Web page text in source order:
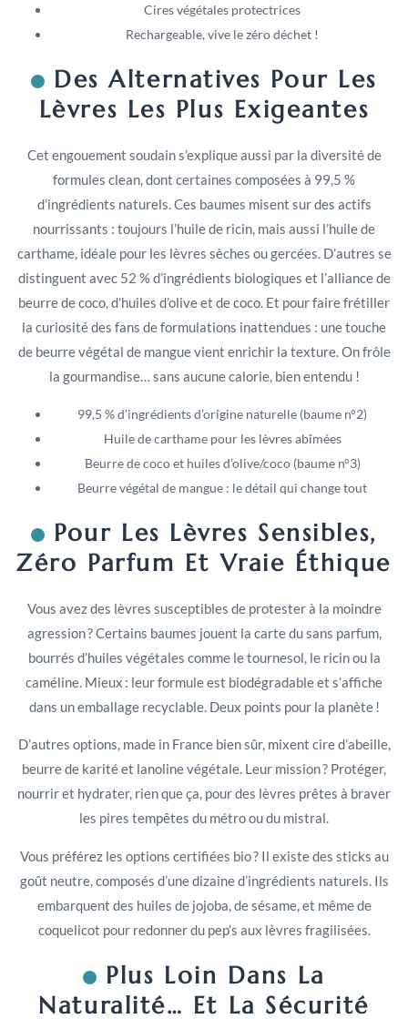
Cires végétales protectrices
Rechargeable, vive le zéro déchet !
Des Alternatives Pour Les
Lèvres Les Plus Exigeantes
Cet engouement soudain s’explique aussi par la diversité de
formules clean, dont certaines composées à 99,5 %
d’ingrédients naturels. Ces baumes misent sur des actifs
nourrissants : toujours l’huile de ricin, mais aussi l’huile de
carthame, idéale pour les lèvres sèches ou gercées. D’autres se
distinguent avec 52 % d’ingrédients biologiques et l’alliance de
beurre de coco, d’huiles d’olive et de coco. Et pour faire frétiller
la curiosité des fans de formulations inattendues : une touche
de beurre végétal de mangue vient enrichir la texture. On frôle
la gourmandise… sans aucune calorie, bien entendu !
99,5 % d’ingrédients d’origine naturelle (baume n°2)
Huile de carthame pour les lèvres abîmées
Beurre de coco et huiles d’olive/coco (baume n°3)
Beurre végétal de mangue : le détail qui change tout
Pour Les Lèvres Sensibles,
Zéro Parfum Et Vraie Éthique
Vous avez des lèvres susceptibles de protester à la moindre
agression ? Certains baumes jouent la carte du sans parfum,
bourrés d’huiles végétales comme le tournesol, le ricin ou la
caméline. Mieux : leur formule est biodégradable et s’affiche
dans un emballage recyclable. Deux points pour la planète !
D’autres options, made in France bien sûr, mixent cire d’abeille,
beurre de karité et lanoline végétale. Leur mission ? Protéger,
nourrir et hydrater, rien que ça, pour des lèvres prêtes à braver
les pires tempêtes du métro ou du mistral.
Vous préférez les options certifiées bio ? Il existe des sticks au
goût neutre, composés d’une dizaine d’ingrédients naturels. Ils
embarquent des huiles de jojoba, de sésame, et même de
coquelicot pour redonner du pep’s aux lèvres fragilisées.
Plus Loin Dans La
Naturalité… Et La Sécurité